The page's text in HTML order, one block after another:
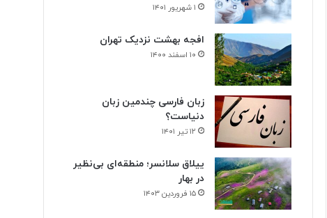
۱ شهریور ۱۴۰۱
افجه بهشت نزدیک تهران
۱۰ اسفند ۱۴۰۰
زبان فارسی چندمین زبان
دنیاست؟
۱۲ تیر ۱۴۰۱
ییلاق سلانسر؛ منطقه‌ای بی‌نظیر
در بهار
۱۵ فروردین ۱۴۰۳